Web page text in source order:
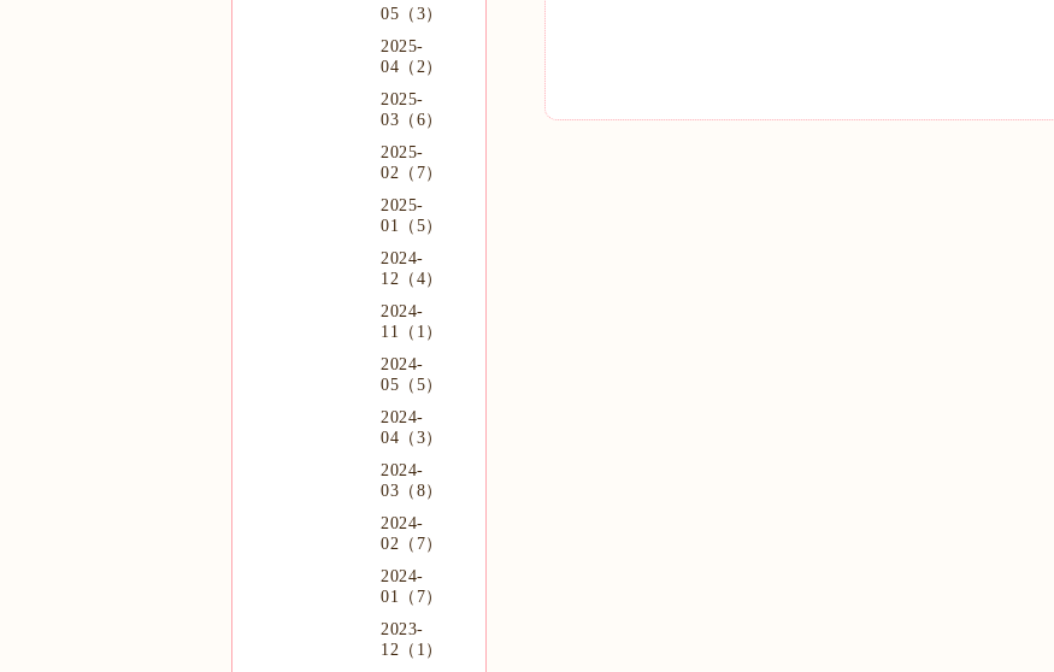
05（3）
2025-
04（2）
2025-
03（6）
2025-
02（7）
2025-
01（5）
2024-
12（4）
2024-
11（1）
2024-
05（5）
2024-
04（3）
2024-
03（8）
2024-
02（7）
2024-
01（7）
2023-
12（1）